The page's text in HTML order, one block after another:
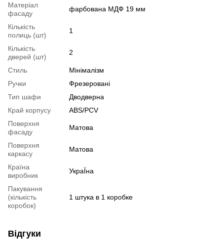
Матеріал
фасаду
фарбована МДФ 19 мм
Кількість
полиць (шт)
1
Кількість
дверей (шт)
2
Стиль
Мінімалізм
Ручки
Фрезеровані
Тип шафи
Дводверна
Край корпусу
ABS/PCV
Поверхня
фасаду
Матова
Поверхня
каркасу
Матова
Країна
виробник
УкраЇна
Пакування
(кількість
коробок)
1 штука в 1 коробке
Відгуки